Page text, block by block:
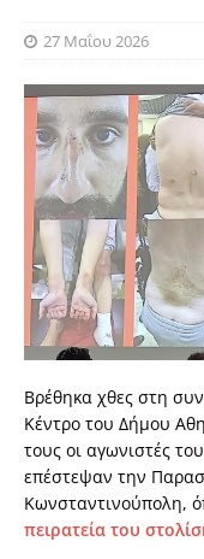
27 Μαΐου 2026
Βρέθηκα χθες στη
Κέντρο του Δήμου
τους οι αγωνιστές του
επέστεψαν την
Κωνσταντινούπολη,
πειρατεία του